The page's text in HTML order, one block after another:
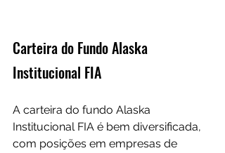
Carteira do Fundo Alaska
Institucional FIA
A carteira do fundo Alaska
Institucional FIA é bem diversificada,
com posições em empresas de